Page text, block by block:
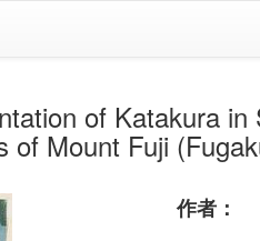
of Katakura
Mount Fuji
作者：